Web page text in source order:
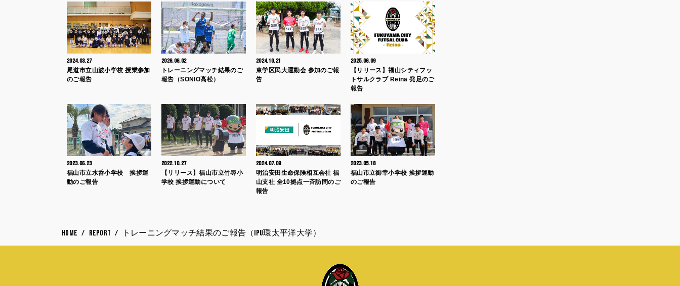
2024.03.27
尾道市立山波小学校 授業参加
のご報告
2026.06.02
トレーニングマッチ結果のご
報告（SONIO高松）
2024.10.21
東学区民大運動会 参加のご報
告
2025.06.09
【リリース】福山シティフッ
トサルクラブ Reina 発足のご
報告
2023.06.23
福山市立水呑小学校 挨拶運
動のご報告
2022.10.27
【リリース】福山市立竹尋小
学校 挨拶運動について
2024.07.09
明治安田生命保険相互会社 福
山支社 全10拠点一斉訪問のご
報告
2023.05.18
福山市立御幸小学校 挨拶運動
のご報告
HOME REPORT トレーニングマッチ結果のご報告（IPU環太平洋大学）